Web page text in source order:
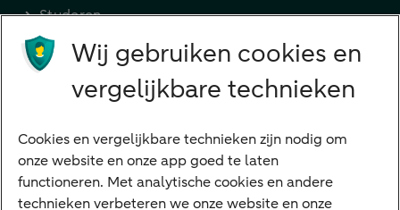
Studeren
Preferred Banking
Digitale diensten
Internet Bankieren
ABN AMRO app
Wij gebruiken cookies en
vergelijkbare technieken
Cookies en vergelijkbare technieken zijn nodig om
onze website en onze app goed te laten
functioneren. Met analytische cookies en andere
technieken verbeteren we onze website en onze